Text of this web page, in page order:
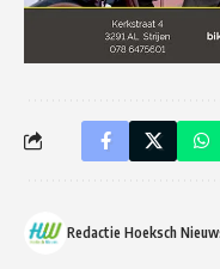
Redactie Hoeksch